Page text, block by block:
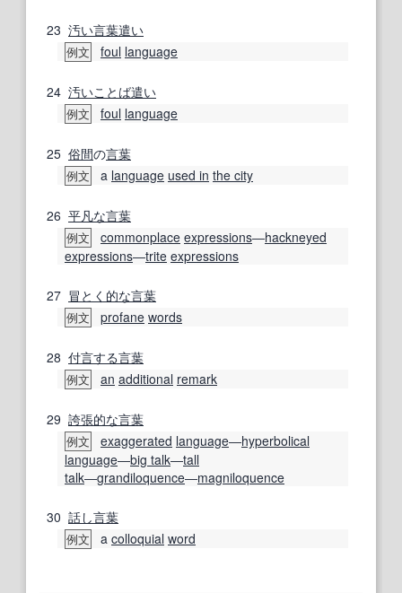
23 汚い言葉遣い
例文 foul language
24 汚いことば遣い
例文 foul language
25 俗間の言葉
例文 a language used in the city
26 平凡な言葉
例文 commonplace expressions―hackneyed
expressions―trite expressions
27 冒とく 的な言葉
例文 profane words
28 付言する言葉
例文 an additional remark
29 誇張的な言葉
例文 exaggerated language―hyperbolical
language―big talk―tall
talk―grandiloquence―magniloquence
30 話し言葉
例文 a colloquial word